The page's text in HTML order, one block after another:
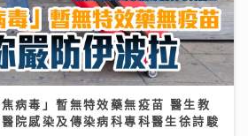
病毒」暫無特效藥無疫苗 醫生教
院感染及傳染病科專科醫生徐詩駿